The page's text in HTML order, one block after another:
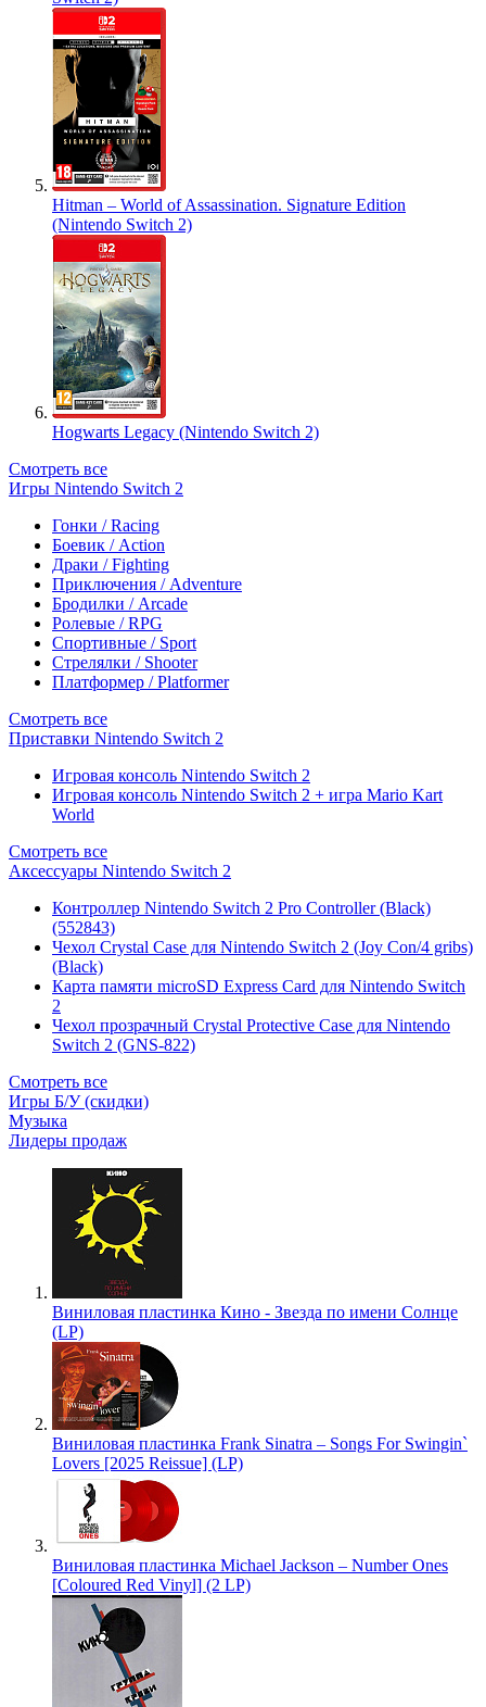
Hitman – World of Assassination. Signature Edition
(Nintendo Switch 2)
Hogwarts Legacy (Nintendo Switch 2)
Смотреть все
Игры Nintendo Switch 2
Гонки / Racing
Боевик / Action
Драки / Fighting
Приключения / Adventure
Бродилки / Arcade
Ролевые / RPG
Спортивные / Sport
Стрелялки / Shooter
Платформер / Platformer
Смотреть все
Приставки Nintendo Switch 2
Игровая консоль Nintendo Switch 2
Игровая консоль Nintendo Switch 2 + игра Mario Kart
World
Смотреть все
Аксессуары Nintendo Switch 2
Контроллер Nintendo Switch 2 Pro Controller (Black)
(552843)
Чехол Сrystal Сase для Nintendo Switch 2 (Joy Con/4 gribs)
(Black)
Карта памяти microSD Express Card для Nintendo Switch
2
Чехол прозрачный Crystal Protective Case для Nintendo
Switch 2 (GNS-822)
Смотреть все
Игры Б/У (скидки)
Музыка
Лидеры продаж
Виниловая пластинка Кино - Звезда по имени Солнце
(LP)
Виниловая пластинка Frank Sinatra – Songs For Swingin`
Lovers [2025 Reissue] (LP)
Виниловая пластинка Michael Jackson – Number Ones
[Coloured Red Vinyl] (2 LP)